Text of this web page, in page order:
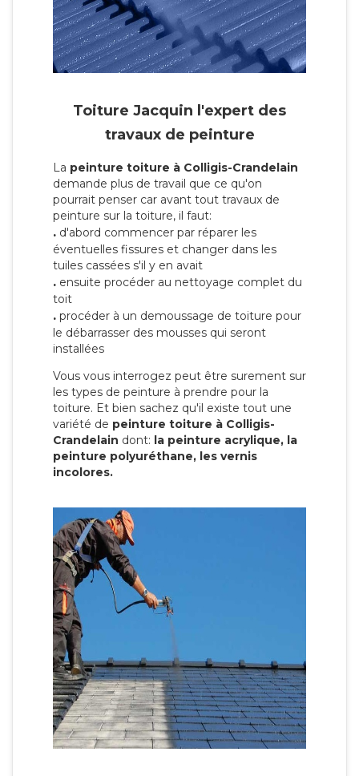
Toiture Jacquin l'expert des
travaux de peinture
La peinture toiture à Colligis-Crandelain
demande plus de travail que ce qu'on
pourrait penser car avant tout travaux de
peinture sur la toiture, il faut:
. d'abord commencer par réparer les
éventuelles fissures et changer dans les
tuiles cassées s'il y en avait
. ensuite procéder au nettoyage complet du
toit
. procéder à un demoussage de toiture pour
le débarrasser des mousses qui seront
installées
Vous vous interrogez peut être surement sur
les types de peinture à prendre pour la
toiture. Et bien sachez qu'il existe tout une
variété de peinture toiture à Colligis-
Crandelain dont: la peinture acrylique, la
peinture polyuréthane, les vernis
incolores.